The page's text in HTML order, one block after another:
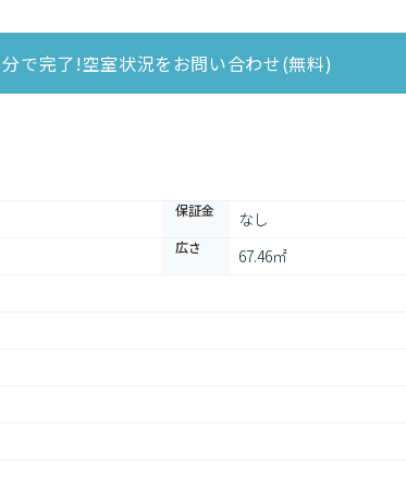
で完了!空室状況をお問い合わせ(無料)
保証金 なし
広さ 67.46㎡